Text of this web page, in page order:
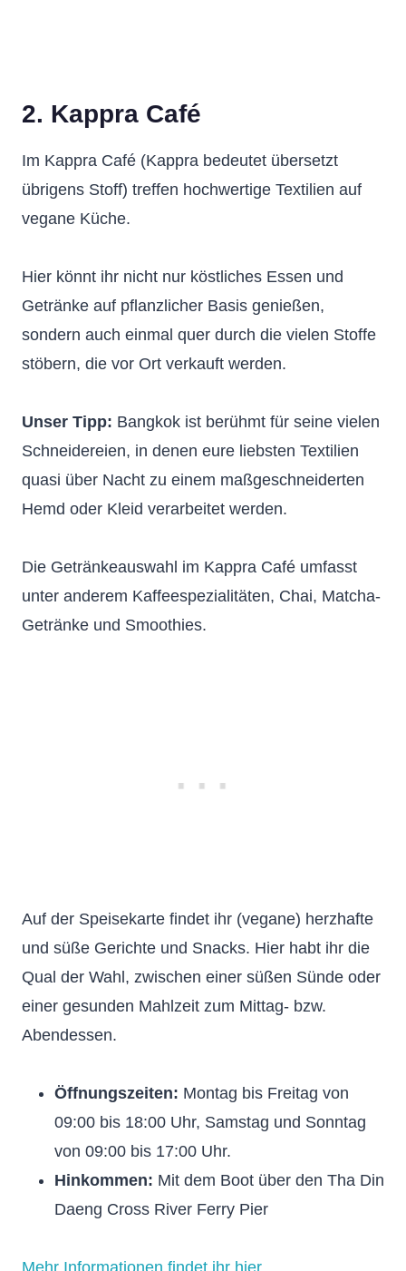
2. Kappra Café
Im Kappra Café (Kappra bedeutet übersetzt
übrigens Stoff) treffen hochwertige Textilien auf
vegane Küche.
Hier könnt ihr nicht nur köstliches Essen und
Getränke auf pflanzlicher Basis genießen,
sondern auch einmal quer durch die vielen Stoffe
stöbern, die vor Ort verkauft werden.
Unser Tipp: Bangkok ist berühmt für seine vielen
Schneidereien, in denen eure liebsten Textilien
quasi über Nacht zu einem maßgeschneiderten
Hemd oder Kleid verarbeitet werden.
Die Getränkeauswahl im Kappra Café umfasst
unter anderem Kaffeespezialitäten, Chai, Matcha-
Getränke und Smoothies.
Auf der Speisekarte findet ihr (vegane) herzhafte
und süße Gerichte und Snacks. Hier habt ihr die
Qual der Wahl, zwischen einer süßen Sünde oder
einer gesunden Mahlzeit zum Mittag- bzw.
Abendessen.
Öffnungszeiten: Montag bis Freitag von
09:00 bis 18:00 Uhr, Samstag und Sonntag
von 09:00 bis 17:00 Uhr.
Hinkommen: Mit dem Boot über den Tha Din
Daeng Cross River Ferry Pier
Mehr Informationen findet ihr hier.